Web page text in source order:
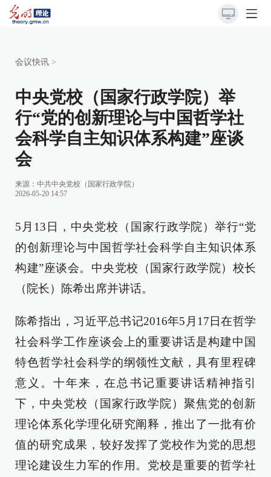
会议快讯 >
中央党校（国家行政学院）举
行“党的创新理论与中国哲学社
会科学自主知识体系构建”座谈
会
来源： 中共中央党校（国家行政学院）
2026-05-20 14:57
5月13日，中央党校（国家行政学院）举行“党
的创新理论与中国哲学社会科学自主知识体系
构建”座谈会。中央党校（国家行政学院）校长
（院长）陈希出席并讲话。
陈希指出，习近平总书记2016年5月17日在哲学
社会科学工作座谈会上的重要讲话是构建中国
特色哲学社会科学的纲领性文献，具有里程碑
意义。十年来，在总书记重要讲话精神指引
下，中央党校（国家行政学院）聚焦党的创新
理论体系化学理化研究阐释，推出了一批有价
值的研究成果，较好发挥了党校作为党的思想
理论建设生力军的作用。党校是重要的哲学社